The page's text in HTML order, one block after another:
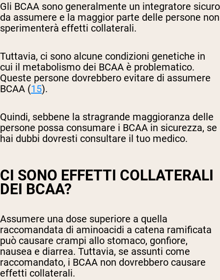
Gli BCAA sono generalmente un integratore sicuro
da assumere e la maggior parte delle persone non
sperimenterà effetti collaterali.
Tuttavia, ci sono alcune condizioni genetiche in
cui il metabolismo dei BCAA è problematico.
Queste persone dovrebbero evitare di assumere
BCAA (15).
Quindi, sebbene la stragrande maggioranza delle
persone possa consumare i BCAA in sicurezza, se
hai dubbi dovresti consultare il tuo medico.
CI SONO EFFETTI COLLATERALI
DEI BCAA?
Assumere una dose superiore a quella
raccomandata di aminoacidi a catena ramificata
può causare crampi allo stomaco, gonfiore,
nausea e diarrea. Tuttavia, se assunti come
raccomandato, i BCAA non dovrebbero causare
effetti collaterali.